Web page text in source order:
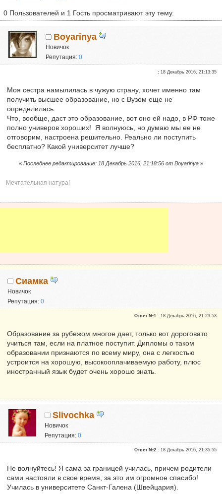
0 Пользователей и 1 Гость просматривают эту тему.
Boyarinya
Новичок
Репутация: 0
:18 Декабрь 2016, 21:13:35
Моя сестра намылилась в чужую страну, хочет именно там
получить высшее образование, но с Вузом еще не
определилась.
Что, вообще, даст это образование, вот оно ей надо, в РФ тоже
полно универов хороших! Я волнуюсь, но думаю мы ее не
отговорим, настроена решительно. Реально ли поступить
бесплатно? Какой университет лучше?
« Последнее редактирование: 18 Декабрь 2016, 21:18:56 от Boyarinya »
Мечтательная натура!
Сиамка
Новичок
Репутация:0
Ответ №1 :18 Декабрь 2016, 21:23:53
Образование за рубежом многое дает, только вот дороговато
учиться там, если на платное поступит. Дипломы о таком
образовании признаются по всему миру, она с легкостью
устроится на хорошую, высокооплачиваемую работу, плюс
иностранный язык будет очень хорошо знать.
Slivochka
Новичок
Репутация:0
Ответ №2 :18 Декабрь 2016, 21:35:55
Не волнуйтесь! Я сама за границей училась, причем родители
сами настояли в свое время, за это им огромное спасибо!
Училась в университете Санкт-Галена (Швейцария).